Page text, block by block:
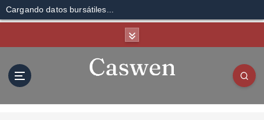
Cargando datos bursátiles...